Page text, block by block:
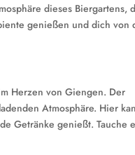
dieses Biergartens,
genießen und dich von
Herzen von Giengen. Der
Atmosphäre. Hier
Getränke genießt. Tauche